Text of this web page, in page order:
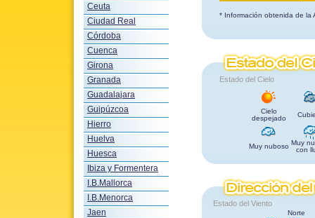
Ceuta
Ciudad Real
Córdoba
Cuenca
Girona
Granada
Guadalajara
Guipúzcoa
Hierro
Huelva
Huesca
Ibiza y Formentera
I.B.Mallorca
I.B.Menorca
Jaen
* Información obtenida de la
Estado del Cielo
Cielo
despejado
Muy nuboso Muy
con
Estado del Viento
Norte